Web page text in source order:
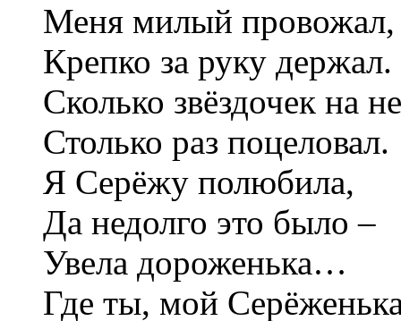
Меня милый провожал,
Крепко за руку держал.
Сколько звёздочек на
Столько раз поцеловал.
Я Серёжу полюбила,
Да недолго это было –
Увела дороженька…
Где ты, мой